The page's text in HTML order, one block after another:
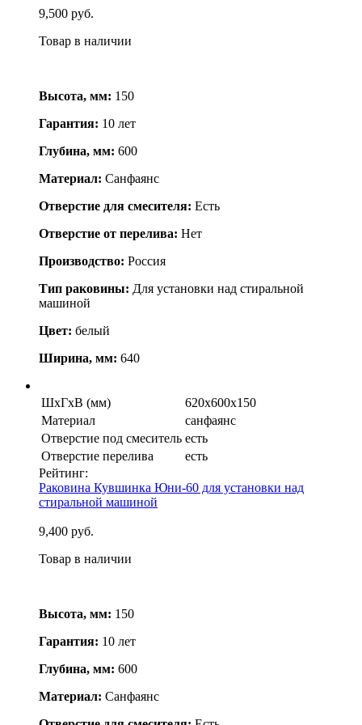
9,500 руб.
Товар в наличии
Высота, мм: 150
Гарантия: 10 лет
Глубина, мм: 600
Материал: Cанфаянс
Отверстие для смесителя: Есть
Отверстие от перелива: Нет
Производство: Россия
Тип раковины: Для установки над стиральной
машиной
Цвет: белый
Ширина, мм: 640
ШхГхВ (мм)
620х600х150
Материал
санфаянс
Отверстие под смеситель есть
Отверстие перелива
есть
Рейтинг:
Раковина Кувшинка Юни-60 для установки над
стиральной машиной
9,400 руб.
Товар в наличии
Высота, мм: 150
Гарантия: 10 лет
Глубина, мм: 600
Материал: Cанфаянс